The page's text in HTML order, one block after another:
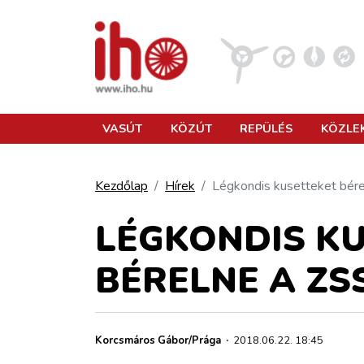
KÖZLEKEDÉSFEJLESZTÉS
ELLÁTÁSI LÁNC
VASÚT KÖZÚT REPÜLÉS
Kezdőlap Hírek Légkondis kusetteket
LÉGKONDIS
BÉRELNE A
Korcsmáros Gábor/Prága · 2018.06.22. 18:45